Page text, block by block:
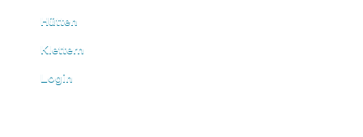
Hütten
Klettern
Login